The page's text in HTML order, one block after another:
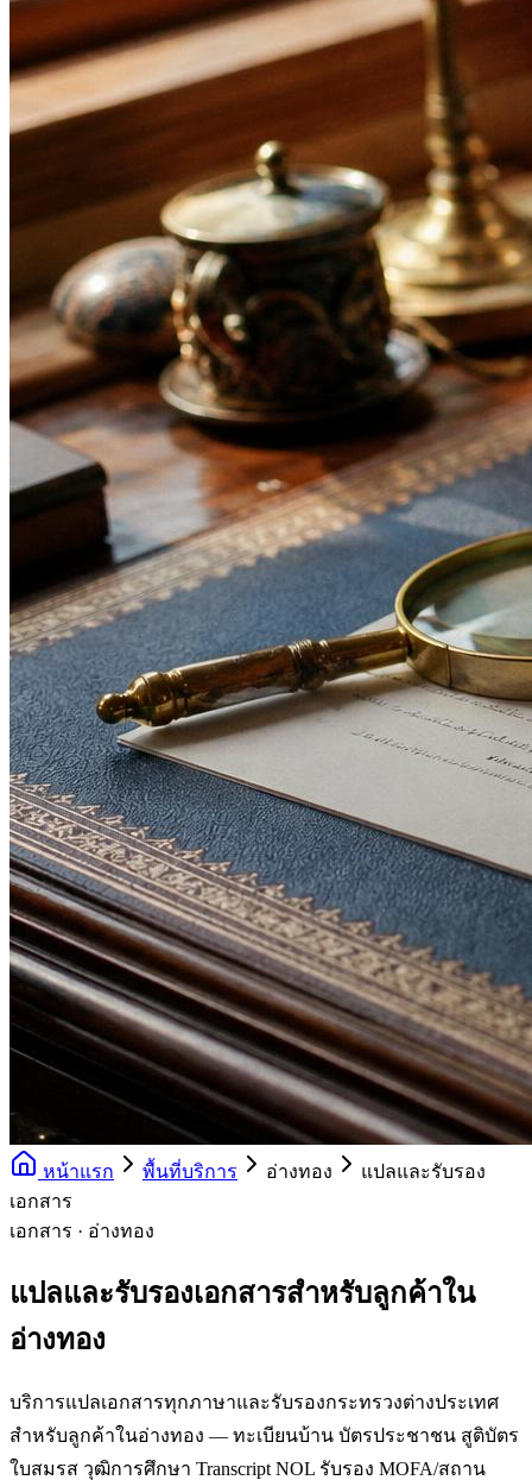
หน้าแรก พื้นที่บริการ อ่างทอง
แปลและรับรอง
เอกสาร
เอกสาร · อ่างทอง
แปลและรับรองเอกสารสำหรับลูกค้าใน
อ่างทอง
บริการแปลเอกสารทุกภาษาและรับรองกระทรวงต่างประเทศ
สำหรับลูกค้าในอ่างทอง — ทะเบียนบ้าน บัตรประชาชน สูติบัตร
ใบสมรส วุฒิการศึกษา Transcript NOL รับรอง MOFA/สถาน